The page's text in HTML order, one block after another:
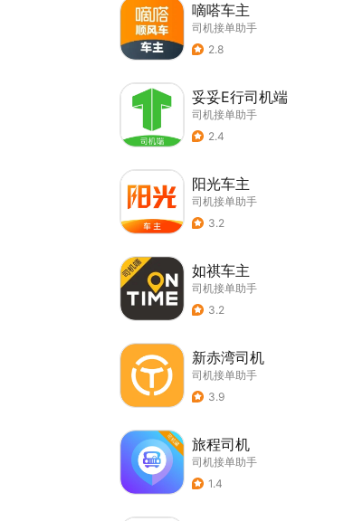
嘀嗒车主
司机接单助手
2.8
妥妥E行司机端
司机接单助手
2.4
阳光车主
司机接单助手
3.2
如祺车主
司机接单助手
3.2
新赤湾司机
司机接单助手
3.9
旅程司机
司机接单助手
1.4